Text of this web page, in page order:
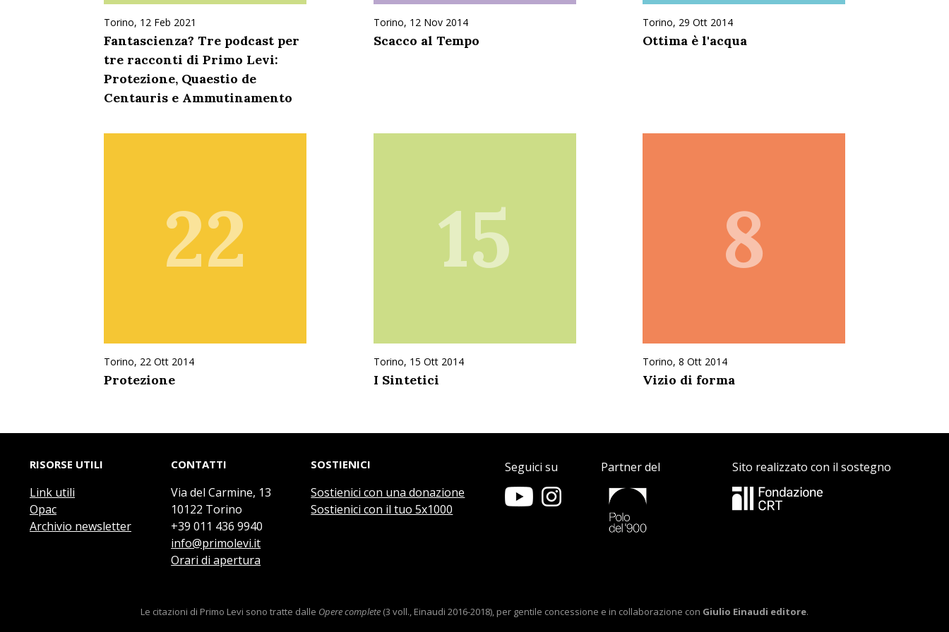
Torino, 12 Feb 2021
Fantascienza? Tre podcast per
tre racconti di Primo Levi:
Protezione, Quaestio de
Centauris e Ammutinamento
Torino, 12 Nov 2014
Scacco al Tempo
Torino, 29 Ott 2014
Ottima è l'acqua
22
Torino, 22 Ott 2014
Protezione
15
Torino, 15 Ott 2014
I Sintetici
8
Torino, 8 Ott 2014
Vizio di forma
RISORSE UTILI
Link utili
Opac
Archivio newsletter
CONTATTI
Via del Carmine, 13
10122 Torino
+39 011 436 9940
info@primolevi.it
Orari di apertura
SOSTIENICI
Sostienici con una donazione
Sostienici con il tuo 5x1000
Seguici su Partner del Sito realizzato con il sostegno
Le citazioni di Primo Levi sono tratte dalle Opere complete (3 voll., Einaudi 2016-2018), per gentile concessione e in collaborazione con Giulio Einaudi editore.